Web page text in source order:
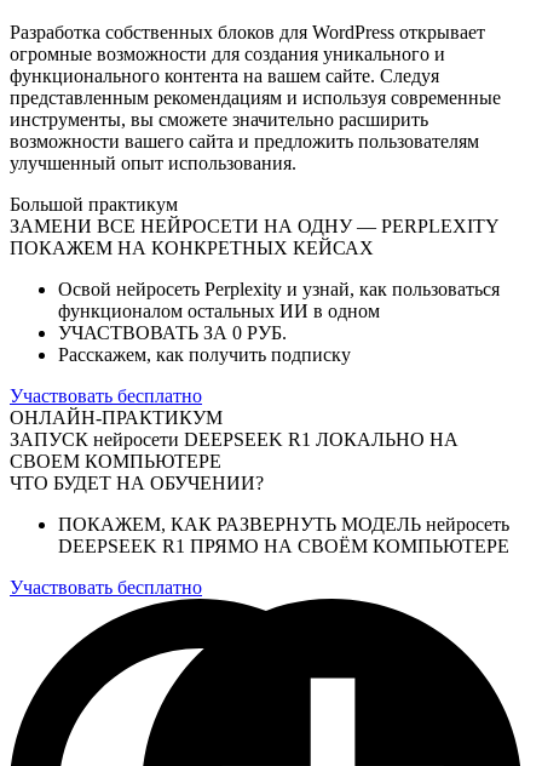
Разработка собственных блоков для WordPress открывает
огромные возможности для создания уникального и
функционального контента на вашем сайте. Следуя
представленным рекомендациям и используя современные
инструменты, вы сможете значительно расширить
возможности вашего сайта и предложить пользователям
улучшенный опыт использования.
Большой практикум
ЗАМЕНИ ВСЕ НЕЙРОСЕТИ НА ОДНУ — PERPLEXITY
ПОКАЖЕМ НА КОНКРЕТНЫХ КЕЙСАХ
Освой нейросеть Perplexity и узнай, как пользоваться
функционалом остальных ИИ в одном
УЧАСТВОВАТЬ ЗА 0 РУБ.
Расскажем, как получить подписку
Участвовать бесплатно
ОНЛАЙН-ПРАКТИКУМ
ЗАПУСК нейросети DEEPSEEK R1 ЛОКАЛЬНО НА
СВОЕМ КОМПЬЮТЕРЕ
ЧТО БУДЕТ НА ОБУЧЕНИИ?
ПОКАЖЕМ, КАК РАЗВЕРНУТЬ МОДЕЛЬ нейросеть
DEEPSEEK R1 ПРЯМО НА СВОЁМ КОМПЬЮТЕРЕ
Участвовать бесплатно